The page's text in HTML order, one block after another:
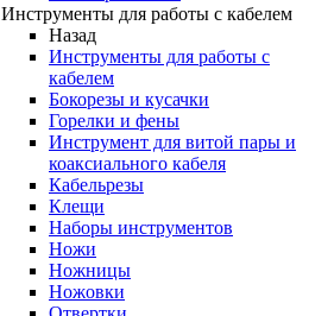
Инструменты для работы с кабелем
Назад
Инструменты для работы с
кабелем
Бокорезы и кусачки
Горелки и фены
Инструмент для витой пары и
коаксиального кабеля
Кабельрезы
Клещи
Наборы инструментов
Ножи
Ножницы
Ножовки